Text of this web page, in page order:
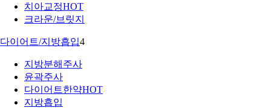
치아교정HOT
크라운/브릿지
다이어트/지방흡입4
지방분해주사
윤곽주사
다이어트한약HOT
지방흡입